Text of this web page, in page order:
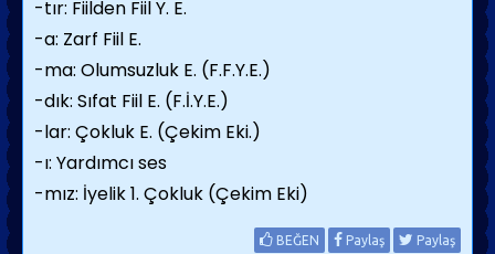
-tır: Fiilden Fiil Y. E.
-a: Zarf Fiil E.
-ma: Olumsuzluk E. (F.F.Y.E.)
-dık: Sıfat Fiil E. (F.İ.Y.E.)
-lar: Çokluk E. (Çekim Eki.)
-ı: Yardımcı ses
-mız: İyelik 1. Çokluk (Çekim Eki)
BEĞEN Paylaş Paylaş